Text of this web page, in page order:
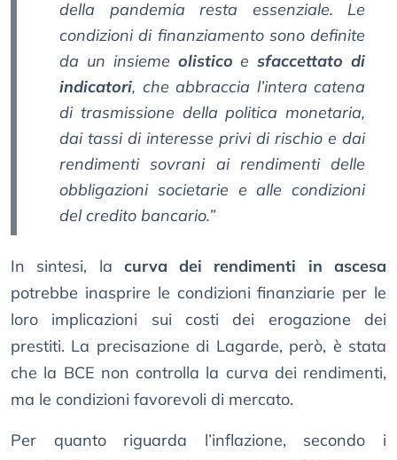
della pandemia resta essenziale. Le
condizioni di finanziamento sono definite
da un insieme olistico esfaccettato di
indicatori, che abbraccia l’intera catena
di trasmissione della politica monetaria,
dai tassi di interesse privi di rischio e dai
rendimenti sovrani ai rendimenti delle
obbligazioni societarie e alle condizioni
del credito bancario.”
In sintesi, la curva dei rendimenti in ascesa
potrebbe inasprire le condizioni finanziarie per le
loro implicazioni sui costi dei erogazione dei
prestiti. La precisazione di Lagarde, però, è stata
che la BCE non controlla la curva dei rendimenti,
ma le condizioni favorevoli di mercato.
Per quanto riguarda l’inflazione, secondo i